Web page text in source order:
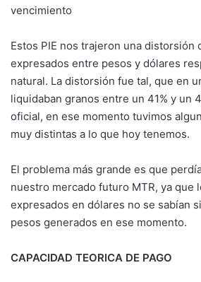
vencimiento
Estos PIE nos trajeron una distorsión
expresados entre pesos y dólares
natural. La distorsión fue tal, que en
liquidaban granos entre un 41% y un
oficial, en ese momento tuvimos
muy distintas a lo que hoy tenemos.
El problema más grande es que
nuestro mercado futuro MTR, ya que
expresados en dólares no se sabían
pesos generados en ese momento.
CAPACIDAD TEORICA DE PAGO